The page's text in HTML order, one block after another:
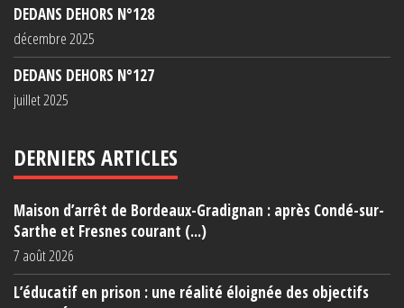
DEDANS DEHORS N°128
décembre 2025
DEDANS DEHORS N°127
juillet 2025
DERNIERS ARTICLES
Maison d’arrêt de Bordeaux-Gradignan : après Condé-sur-
Sarthe et Fresnes courant (...)
7 août 2026
L’éducatif en prison : une réalité éloignée des objectifs